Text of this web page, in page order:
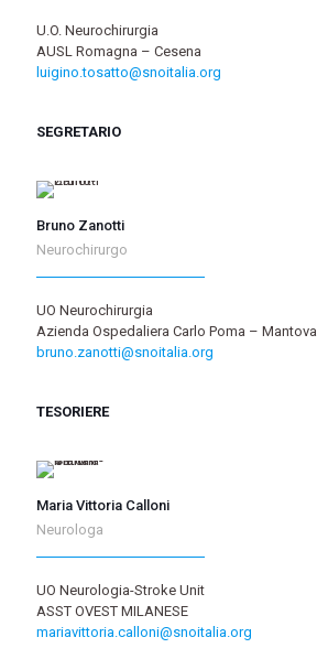
U.O. Neurochirurgia
AUSL Romagna – Cesena
luigino.tosatto@snoitalia.org
SEGRETARIO
Bruno Zanotti
Neurochirurgo
UO Neurochirurgia
Azienda Ospedaliera Carlo Poma – Mantova
bruno.zanotti@snoitalia.org
TESORIERE
Maria Vittoria Calloni
Neurologa
UO Neurologia-Stroke Unit
ASST OVEST MILANESE
mariavittoria.calloni@snoitalia.org